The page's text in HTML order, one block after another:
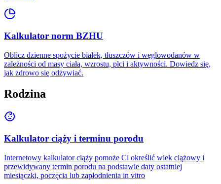
Kalkulator norm BZHU
Oblicz dzienne spożycie białek, tłuszczów i węglowodanów w
zależności od masy ciała, wzrostu, płci i aktywności. Dowiedz się,
jak zdrowo się odżywiać.
Rodzina
Kalkulator ciąży i terminu porodu
Internetowy kalkulator ciąży pomoże Ci określić wiek ciążowy i
przewidywany termin porodu na podstawie daty ostatniej
miesiączki, poczęcia lub zapłodnienia in vitro